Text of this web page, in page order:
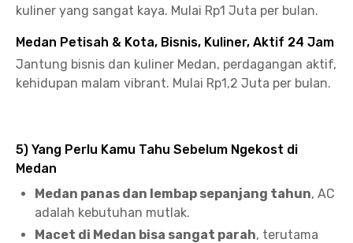
kuliner yang sangat kaya. Mulai Rp1 Juta per bulan.
Medan Petisah & Kota, Bisnis, Kuliner, Aktif 24 Jam
Jantung bisnis dan kuliner Medan, perdagangan aktif,
kehidupan malam vibrant. Mulai Rp1,2 Juta per bulan.
5) Yang Perlu Kamu Tahu Sebelum Ngekost di
Medan
Medan panas dan lembap sepanjang tahun, AC
adalah kebutuhan mutlak.
Macet di Medan bisa sangat parah, terutama